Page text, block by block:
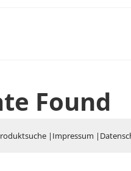
Found
| Impressum |